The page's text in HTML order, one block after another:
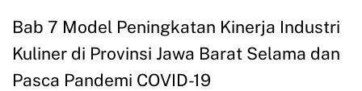
Bab 7 Model Peningkatan Kinerja Industri
Kuliner di Provinsi Jawa Barat Selama dan
Pasca Pandemi COVID-19